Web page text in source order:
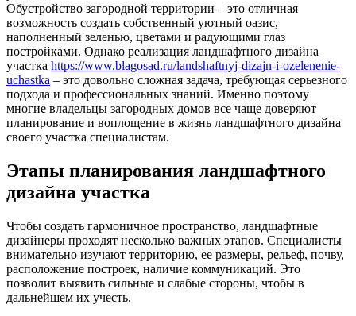
Обустройство загородной территории – это отличная
возможность создать собственный уютный оазис,
наполненный зеленью, цветами и радующими глаз
постройками. Однако реализация ландшафтного дизайна
участка https://www.blagosad.ru/landshaftnyj-dizajn-i-ozelenenie-
uchastka – это довольно сложная задача, требующая серьезного
подхода и профессиональных знаний. Именно поэтому
многие владельцы загородных домов все чаще доверяют
планирование и воплощение в жизнь ландшафтного дизайна
своего участка специалистам.
Этапы планирования ландшафтного
дизайна участка
Чтобы создать гармоничное пространство, ландшафтные
дизайнеры проходят несколько важных этапов. Специалисты
внимательно изучают территорию, ее размеры, рельеф, почву,
расположение построек, наличие коммуникаций. Это
позволит выявить сильные и слабые стороны, чтобы в
дальнейшем их учесть.